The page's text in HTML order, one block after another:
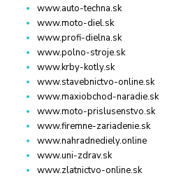
www.auto-techna.sk
www.moto-diel.sk
www.profi-dielna.sk
www.polno-stroje.sk
www.krby-kotly.sk
www.stavebnictvo-online.sk
www.maxiobchod-naradie.sk
www.moto-prislusenstvo.sk
www.firemne-zariadenie.sk
www.nahradnediely.online
www.uni-zdrav.sk
www.zlatnictvo-online.sk